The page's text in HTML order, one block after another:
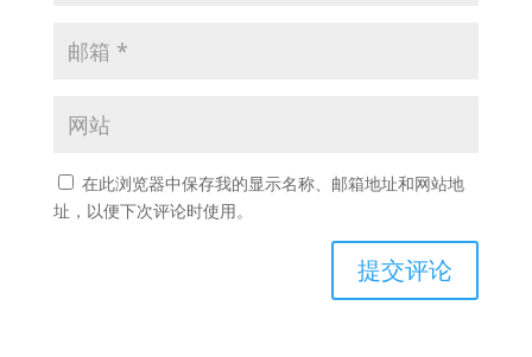
在此浏览器中保存我的显示名称、邮箱地址和网站地
址，以便下次评论时使用。